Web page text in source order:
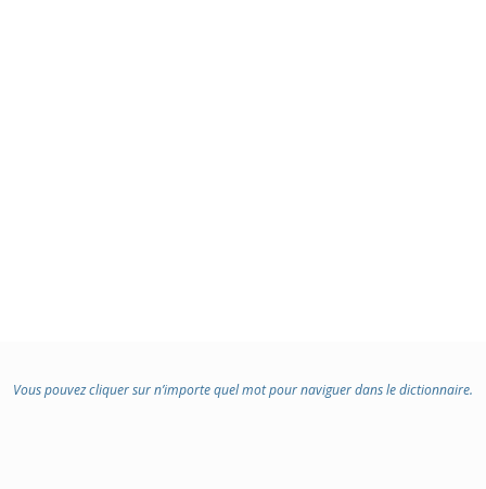
Vous pouvez cliquer sur n’importe quel mot pour naviguer dans le dictionnaire.